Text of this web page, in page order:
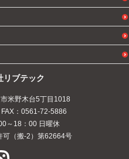
リブテック
米野木台5丁目1018
：0561-72-5886
～18：00 日曜休
可（搬-2）第62664号